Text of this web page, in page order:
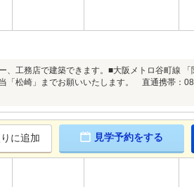
工務店で建築できます。■大阪メトロ谷町線
「松崎」までお願いいたします。 直通携帯：
に追加 見学予約をする